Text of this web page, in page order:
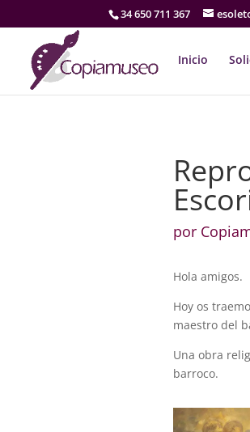
34 650 711 367
Inicio
por
Hola amigos.
Hoy os
maestro del
Una obra
barroco.